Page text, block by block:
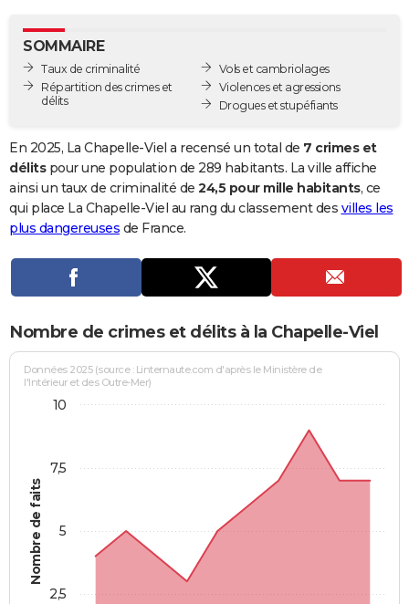
GUIDES D'ACHAT
BONS PLANS
Carte de Noël
Carte Bonne année
Carte Saint-Valentin
Carte Pâques
Carte d'anniversaire
DICTIONNAIRE
Dictionnaire
Biographies
Citations
Expressions
Proverbes
PROGRAMME TV
Se connecter
Entreprises
Service militaire
Avis de recherche
AVIS DE DÉCÈS
Bricolage
Lifestyle
Culture
Sport
Auto
Television
Voyage
Cinema
SOMMAIRE
Taux de criminalité
Répartition des crimes et
délits
Vols et cambriolages
Violences et agressions
Drogues et stupéfiants
En 2025, La Chapelle-Viel a recensé un total de 7 crimes et
délitspour une population de 289 habitants. La ville affiche
ainsi un taux de criminalité de 24,5 pour mille habitants, ce
qui place La Chapelle-Viel au rang du classement des villes les
plus dangereuses de France.
Nombre de crimes et délits à la Chapelle-Viel
Nombre de faits
Données 2025 (source : Linternaute.com d'après le Ministère de
l'Intérieur et des Outre-Mer)
2,5
5
7,5
10